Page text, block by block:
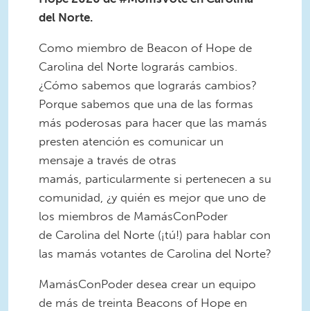
del Norte.
Como miembro de Beacon of Hope de
Carolina del Norte lograrás cambios.
¿Cómo sabemos que lograrás cambios?
Porque sabemos que una de las formas
más poderosas para hacer que las mamás
presten atención es comunicar un
mensaje a través de otras
mamás, particularmente si pertenecen a su
comunidad, ¿y quién es mejor que uno de
los miembros de MamásConPoder
de Carolina del Norte (¡tú!) para hablar con
las mamás votantes de Carolina del Norte?
MamásConPoder desea crear un equipo
de más de treinta Beacons of Hope en